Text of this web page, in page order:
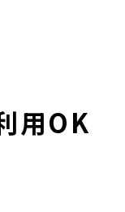
用OK